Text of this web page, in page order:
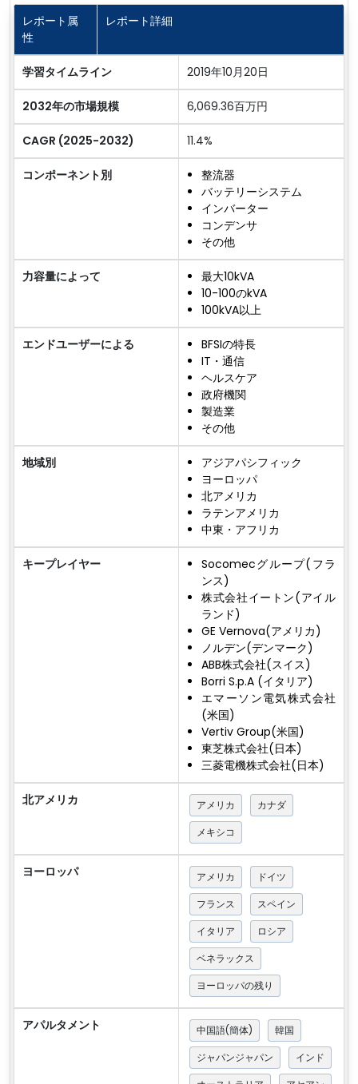
レポート属
性
レポート詳細
学習タイムライン 2019年10月20日
2032年の市場規模 6,069.36百万円
CAGR (2025-2032) 11.4%
コンポーネント別
整流器
バッテリーシステム
インバーター
コンデンサ
その他
力容量によって
最大10kVA
10-100のkVA
100kVA以上
エンドユーザーによる
BFSIの特長
IT・通信
ヘルスケア
政府機関
製造業
その他
地域別
アジアパシフィック
ヨーロッパ
北アメリカ
ラテンアメリカ
中東・アフリカ
キープレイヤー
Socomecグループ(フラ
ンス)
株式会社イートン(アイル
ランド)
GE Vernova(アメリカ)
ノルデン(デンマーク)
ABB株式会社(スイス)
Borri S.p.A (イタリア)
エマーソン電気株式会社
(米国)
Vertiv Group(米国)
東芝株式会社(日本)
三菱電機株式会社(日本)
北アメリカ アメリカ
カナダ
メキシコ
ヨーロッパ アメリカ
ドイツ
フランス
スペイン
イタリア
ロシア
ベネラックス
ヨーロッパの残り
アパルタメント 中国語(簡体)
韓国
ジャパンジャパン
インド